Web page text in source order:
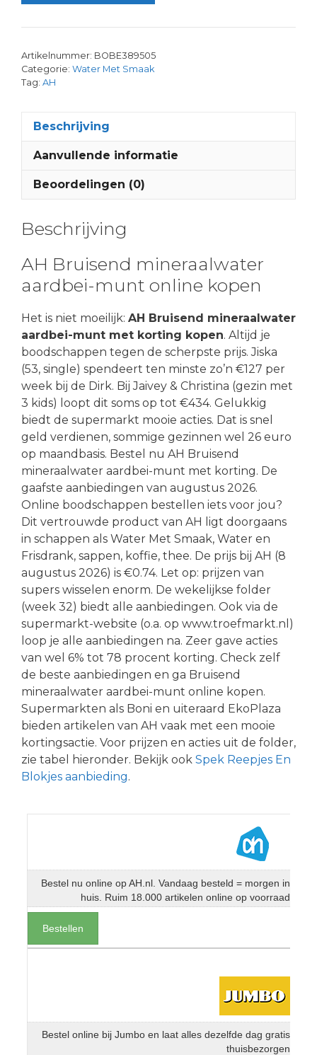
Artikelnummer: BOBE389505
Categorie: Water Met Smaak
Tag: AH
Beschrijving
Aanvullende informatie
Beoordelingen (0)
Beschrijving
AH Bruisend mineraalwater
aardbei-munt online kopen
Het is niet moeilijk: AH Bruisend mineraalwater
aardbei-munt met korting kopen. Altijd je
boodschappen tegen de scherpste prijs. Jiska
(53, single) spendeert ten minste zo’n €127 per
week bij de Dirk. Bij Jaivey & Christina (gezin met
3 kids) loopt dit soms op tot €434. Gelukkig
biedt de supermarkt mooie acties. Dat is snel
geld verdienen, sommige gezinnen wel 26 euro
op maandbasis. Bestel nu AH Bruisend
mineraalwater aardbei-munt met korting. De
gaafste aanbiedingen van augustus 2026.
Online boodschappen bestellen iets voor jou?
Dit vertrouwde product van AH ligt doorgaans
in schappen als Water Met Smaak, Water en
Frisdrank, sappen, koffie, thee. De prijs bij AH (8
augustus 2026) is €0.74. Let op: prijzen van
supers wisselen enorm. De wekelijkse folder
(week 32) biedt alle aanbiedingen. Ook via de
supermarkt-website (o.a. op www.troefmarkt.nl)
loop je alle aanbiedingen na. Zeer gave acties
van wel 6% tot 78 procent korting. Check zelf
de beste aanbiedingen en ga Bruisend
mineraalwater aardbei-munt online kopen.
Supermarkten als Boni en uiteraard EkoPlaza
bieden artikelen van AH vaak met een mooie
kortingsactie. Voor prijzen en acties uit de folder,
zie tabel hieronder. Bekijk ook Spek Reepjes En
Blokjes aanbieding.
Bestel nu online op AH.nl. Vandaag besteld = morgen in
huis. Ruim 18.000 artikelen online op voorraad
Bestellen
Bestel online bij Jumbo en laat alles dezelfde dag gratis
thuisbezorgen